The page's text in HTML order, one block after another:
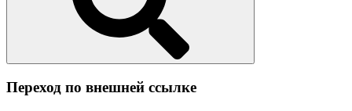
Переход по внешней ссылке